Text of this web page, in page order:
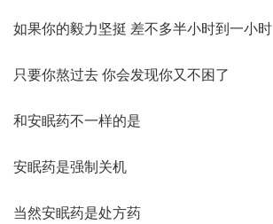
如果你的毅力坚挺 差不多半小时到一小时
只要你熬过去 你会发现你又不困了
和安眠药不一样的是
安眠药是强制关机
当然安眠药是处方药